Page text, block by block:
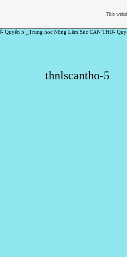
Quyển 5 _Trung hoc Nông Lâm Súc CẦN THƠ-
thnlscantho-5
This